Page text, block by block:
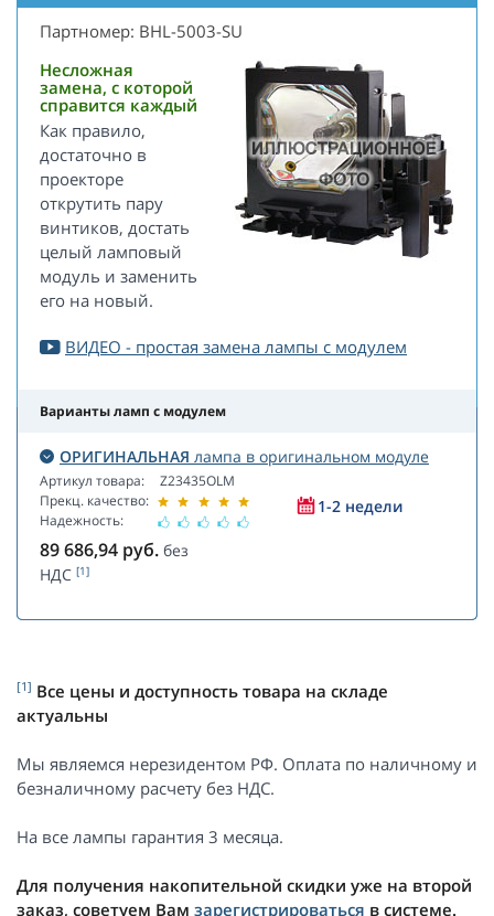
Партномер: BHL-5003-SU
Несложная
замена, с которой
справится каждый
Как правило,
достаточно в
проекторе
открутить пару
винтиков, достать
целый ламповый
модуль и заменить
его на новый.
ВИДЕО - простая замена лампы с модулем
Варианты ламп с модулем
ОРИГИНАЛЬНАЯ лампа в оригинальном модуле
Артикул товара:
Прекц. качество:
Надежность:
Z23435OLM
1-2 недели
89 686,94 руб. без
НДС [1]
[1] Все цены и доступность товара на складе
актуальны
Мы являемся нерезидентом РФ. Оплата по наличному и
безналичному расчету без НДС.
На все лампы гарантия 3 месяца.
Для получения накопительной скидки уже на второй
заказ, советуем Вам зарегистрироваться в системе.